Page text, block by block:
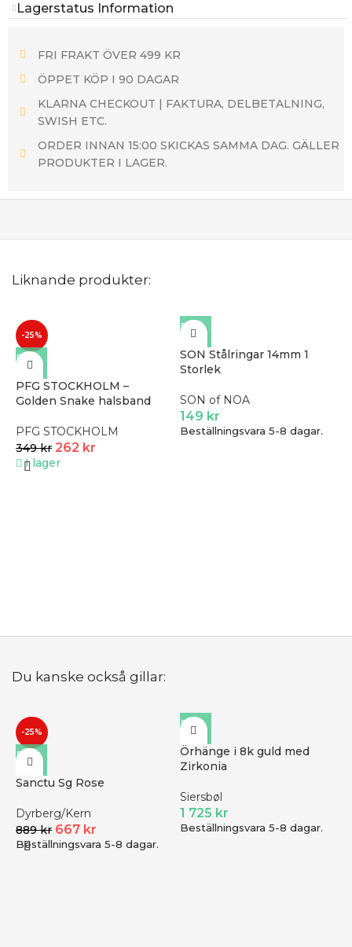
Lagerstatus Information
FRI FRAKT ÖVER 499 KR
ÖPPET KÖP I 90 DAGAR
KLARNA CHECKOUT | FAKTURA, DELBETALNING,
SWISH ETC.
ORDER INNAN 15:00 SKICKAS SAMMA DAG. GÄLLER
PRODUKTER I LAGER.
Liknande produkter:
-25%
PFG STOCKHOLM –
Golden Snake halsband
PFG STOCKHOLM
349kr 262 kr
I lager
SON Stålringar 14mm 1
Storlek
SON of NOA
149 kr
Beställningsvara 5-8 dagar.
Du kanske också gillar:
-25%
Sanctu Sg Rose
Dyrberg/Kern
889kr 667 kr
Beställningsvara 5-8 dagar.
Örhänge i 8k guld med
Zirkonia
Siersbøl
1 725 kr
Beställningsvara 5-8 dagar.